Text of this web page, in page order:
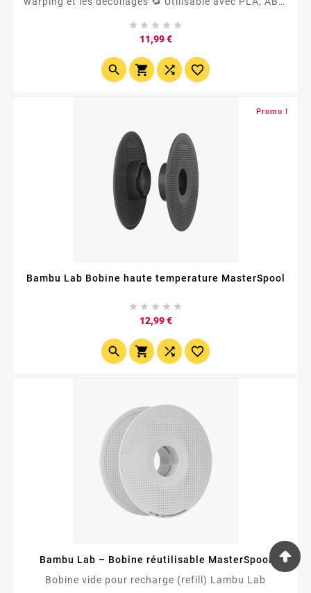
à nettoyer
    
11,99 €Prix
   
Promo !
Bambu Lab Bobine haute temperature MasterSpool
    
12,99 €Prix
   
Bambu Lab – Bobine réutilisable MasterSpool
Bobine vide pour recharge (refill) Lambu Lab